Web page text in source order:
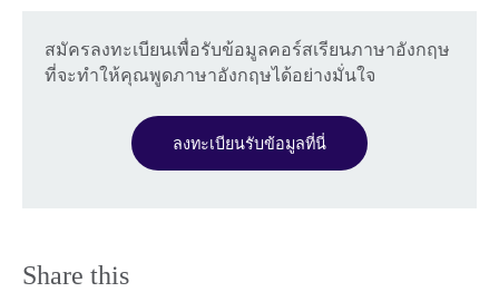
สมัครลงทะเบียนเพื่อรับข้อมูลคอร์สเรียนภาษาอังกฤษ
ที่จะทำให้คุณพูดภาษาอังกฤษได้อย่างมั่นใจ
ลงทะเบียนรับข้อมูลที่นี่
Share this